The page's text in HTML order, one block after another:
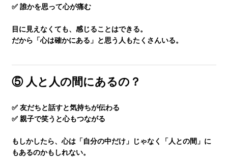
✅ 誰かを思って心が痛む
目に見えなくても、感じることはできる。
だから「心は確かにある」と思う人もたくさんいる。
⑤ 人と人の間にあるの？
✅ 友だちと話すと気持ちが伝わる
✅ 親子で笑うと心もつながる
もしかしたら、心は「自分の中だけ」じゃなく「人との間」に
もあるのかもしれない。